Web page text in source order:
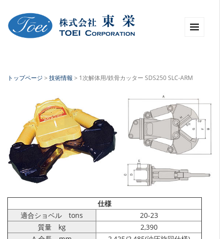
トップページ > 技術情報 > 1次解体用/鉄骨カッター SDS250 SLC-ARM
仕様
適合ショベル tons
20-23
質量 kg
2,390